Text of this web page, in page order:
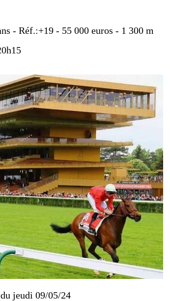
- Réf.:+19 - 55 000 euros - 1 300 m
jeudi 09/05/24